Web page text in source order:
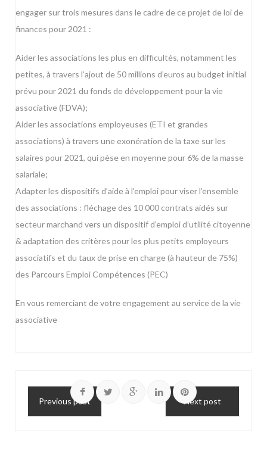
engager sur trois mesures dans le cadre de ce projet de loi de
finances pour 2021 :
Aider les associations les plus en difficultés, notamment les
petites, à travers l’ajout de 50 millions d’euros au budget initial
prévu pour 2021 du fonds de développement pour la vie
associative (FDVA);
Aider les associations employeuses (ETI et grandes
associations) à travers une exonération de la taxe sur les
salaires pour 2021, qui pèse en moyenne pour 6% de la masse
salariale;
Adapter les dispositifs d’aide à l’emploi pour viser l’ensemble
des associations : fléchage des 10 000 contrats aidés sur
secteur marchand vers un dispositif d’emploi d’utilité citoyenne
& adaptation des critères pour les plus petits employeurs
associatifs et du taux de prise en charge (à hauteur de 75%)
des Parcours Emploi Compétences (PEC)
En vous remerciant de votre engagement au service de la vie
associative
Previous post Next post